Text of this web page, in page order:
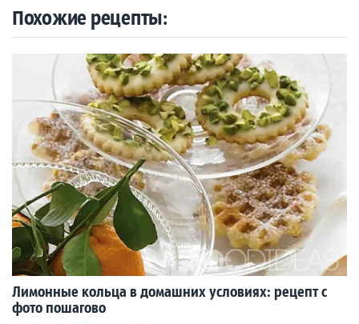
Похожие рецепты:
Лимонные кольца в домашних условиях: рецепт с
фото пошагово